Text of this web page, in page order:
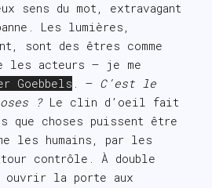
sens du mot, extravagant
Les lumières,
sont des êtres comme
les acteurs – je me
Goebbels . – C’est le
?Le clin d’oeil fait
que choses puissent être
les humains, par les
contrôle. À double
ouvrir la porte aux